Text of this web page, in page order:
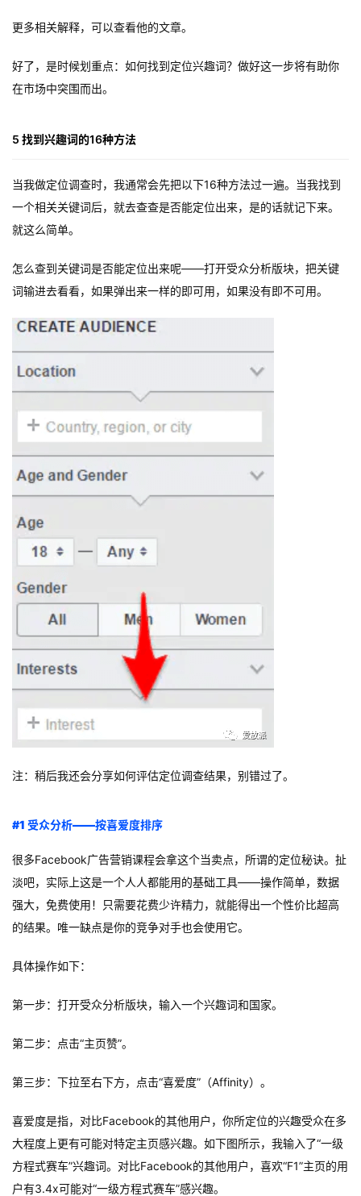
首
页
推
营
实
战
分
享
更多相关解释，可以查看他的文章。
好了，是时候划重点：如何找到定位兴趣词？做好这一步将有助你
在市场中突围而出。
5 找到兴趣词的16种方法
当我做定位调查时，我通常会先把以下16种方法过一遍。当我找到
一个相关关键词后，就去查查是否能定位出来，是的话就记下来。
就这么简单。
怎么查到关键词是否能定位出来呢——打开受众分析版块，把关键
词输进去看看，如果弹出来一样的即可用，如果没有即不可用。
注：稍后我还会分享如何评估定位调查结果，别错过了。
#1 受众分析——按喜爱度排序
很多Facebook广告营销课程会拿这个当卖点，所谓的定位秘诀。扯
淡吧，实际上这是一个人人都能用的基础工具——操作简单，数据
强大，免费使用！只需要花费少许精力，就能得出一个性价比超高
的结果。唯一缺点是你的竞争对手也会使用它。
具体操作如下：
第一步：打开受众分析版块，输入一个兴趣词和国家。
第二步：点击“主页赞”。
第三步：下拉至右下方，点击“喜爱度”（Affinity）。
喜爱度是指，对比Facebook的其他用户，你所定位的兴趣受众在多
大程度上更有可能对特定主页感兴趣。如下图所示，我输入了“一级
方程式赛车”兴趣词。对比Facebook的其他用户，喜欢“F1”主页的用
户有3.4x可能对“一级方程式赛车”感兴趣。